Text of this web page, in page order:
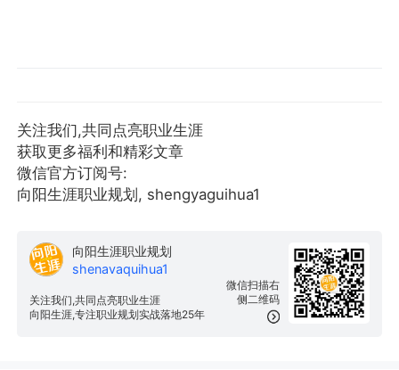
关注我们,共同点亮职业生涯
获取更多福利和精彩文章
微信官方订阅号:
向阳生涯职业规划, shengyaguihua1
微信扫描右
侧二维码
向阳生涯职业规划
shenavaquihua1
关注我们,共同点亮职业生涯
向阳生涯,专注职业规划实战落地25年